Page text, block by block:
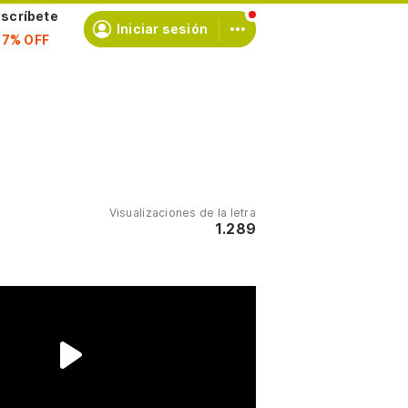
Iniciar sesión
Visualizaciones de la letra
1.289